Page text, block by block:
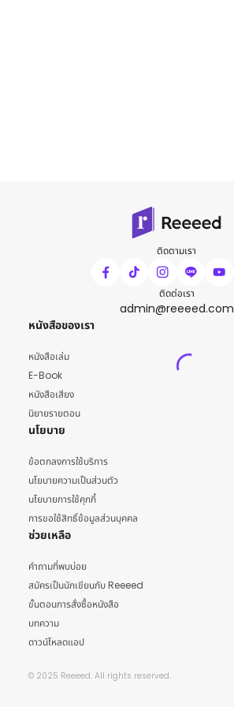
ติดตามเรา
ติดต่อเรา
admin@reeeed.com
หนังสือของเรา
หนังสือเล่ม
E-Book
หนังสือเสียง
นิยายรายตอน
นโยบาย
ข้อตกลงการใช้บริการ
นโยบายความเป็นส่วนตัว
นโยบายการใช้คุกกี้
การขอใช้สิทธิ์ข้อมูลส่วนบุคคล
ช่วยเหลือ
คำถามที่พบบ่อย
สมัครเป็นนักเขียนกับ Reeeed
ขั้นตอนการสั่งซื้อหนังสือ
บทความ
ดาวน์โหลดแอป
© 2025 Reeeed. All rights reserved.